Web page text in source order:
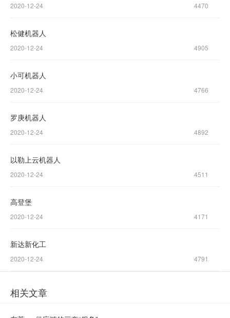
2020-12-24 4470
松健机器人
2020-12-24 4905
小可机器人
2020-12-24 4766
罗庚机器人
2020-12-24 4892
以勒上云机器人
2020-12-24 4511
高登堡
2020-12-24 4171
新达新化工
2020-12-24 4791
相关文章